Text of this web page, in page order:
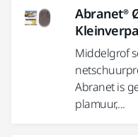
Abranet®
Middelgrof
Abranet is
plamuur,...